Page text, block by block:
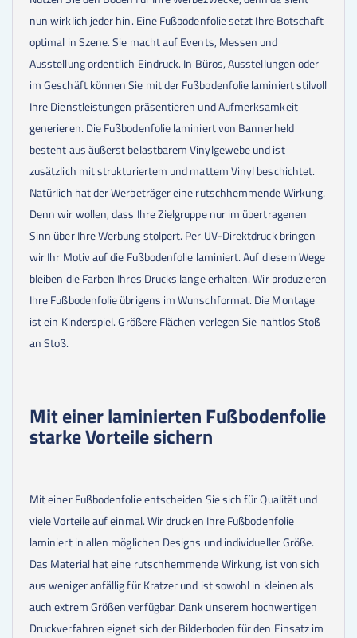
nun wirklich jeder hin. Eine Fußbodenfolie setzt Ihre Botschaft
optimal in Szene. Sie macht auf Events, Messen und
Ausstellung ordentlich Eindruck. In Büros, Ausstellungen oder
im Geschäft können Sie mit der Fußbodenfolie laminiert stilvoll
Ihre Dienstleistungen präsentieren und Aufmerksamkeit
generieren. Die Fußbodenfolie laminiert von Bannerheld
besteht aus äußerst belastbarem Vinylgewebe und ist
zusätzlich mit strukturiertem und mattem Vinyl beschichtet.
Natürlich hat der Werbeträger eine rutschhemmende Wirkung.
Denn wir wollen, dass Ihre Zielgruppe nur im übertragenen
Sinn über Ihre Werbung stolpert. Per UV-Direktdruck bringen
wir Ihr Motiv auf die Fußbodenfolie laminiert. Auf diesem Wege
bleiben die Farben Ihres Drucks lange erhalten. Wir produzieren
Ihre Fußbodenfolie übrigens im Wunschformat. Die Montage
ist ein Kinderspiel. Größere Flächen verlegen Sie nahtlos Stoß
an Stoß.
Mit einer laminierten Fußbodenfolie
starke Vorteile sichern
Mit einer Fußbodenfolie entscheiden Sie sich für Qualität und
viele Vorteile auf einmal. Wir drucken Ihre Fußbodenfolie
laminiert in allen möglichen Designs und individueller Größe.
Das Material hat eine rutschhemmende Wirkung, ist von sich
aus weniger anfällig für Kratzer und ist sowohl in kleinen als
auch extrem Größen verfügbar. Dank unserem hochwertigen
Druckverfahren eignet sich der Bilderboden für den Einsatz im